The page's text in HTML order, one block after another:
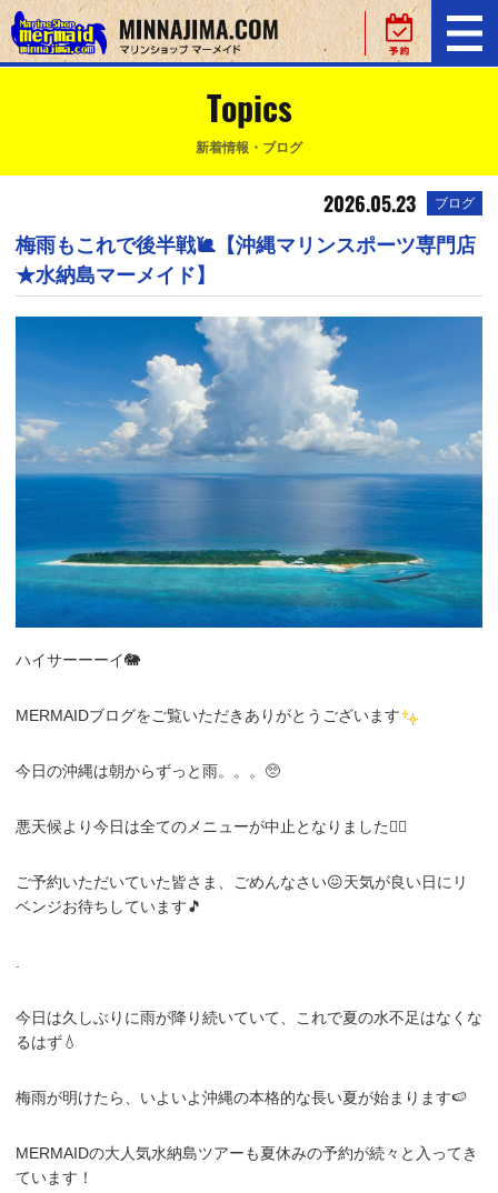
Topics
新着情報・ブログ
2026.05.23 ブログ
梅雨もこれで後半戦🐌【沖縄マリンスポーツ専門店
★水納島マーメイド】
ハイサーーーイ🐘
MERMAIDブログをご覧いただきありがとうございます
今日の沖縄は朝からずっと雨。。。🥺
悪天候より今日は全てのメニューが中止となりました😵‍💫
ご予約いただいていた皆さま、ごめんなさい😖天気が良い日にリ
ベンジお待ちしています🎵
今日は久しぶりに雨が降り続いていて、これで夏の水不足はなくな
るはず💧
梅雨が明けたら、いよいよ沖縄の本格的な長い夏が始まります🍉
MERMAIDの大人気水納島ツアーも夏休みの予約が続々と入ってき
ています！